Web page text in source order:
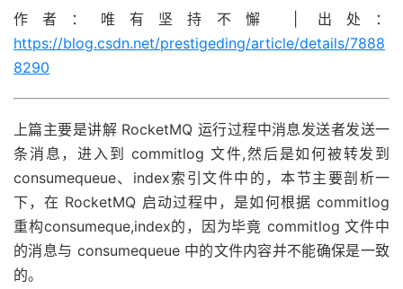
作者：唯有坚持不懈 | 出处：
https://blog.csdn.net/prestigeding/article/details/7888
8290
上篇主要是讲解 RocketMQ 运行过程中消息发送者发送一
条消息，进入到 commitlog 文件,然后是如何被转发到
consumequeue、index索引文件中的，本节主要剖析一
下，在 RocketMQ 启动过程中，是如何根据 commitlog
重构consumeque,index的，因为毕竟 commitlog 文件中
的消息与 consumequeue 中的文件内容并不能确保是一致
的。